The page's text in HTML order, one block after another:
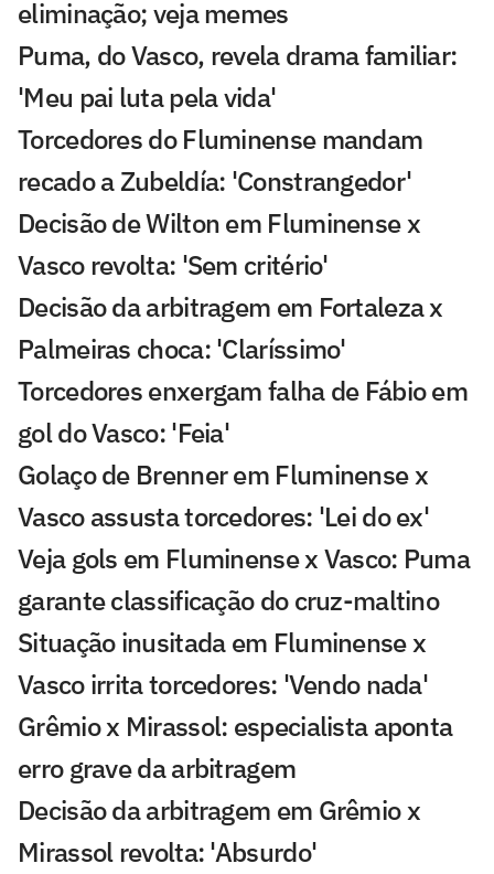
eliminação; veja memes
Puma, do Vasco, revela drama familiar:
'Meu pai luta pela vida'
Torcedores do Fluminense mandam
recado a Zubeldía: 'Constrangedor'
Decisão de Wilton em Fluminense x
Vasco revolta: 'Sem critério'
Decisão da arbitragem em Fortaleza x
Palmeiras choca: 'Claríssimo'
Torcedores enxergam falha de Fábio em
gol do Vasco: 'Feia'
Golaço de Brenner em Fluminense x
Vasco assusta torcedores: 'Lei do ex'
Veja gols em Fluminense x Vasco: Puma
garante classificação do cruz-maltino
Situação inusitada em Fluminense x
Vasco irrita torcedores: 'Vendo nada'
Grêmio x Mirassol: especialista aponta
erro grave da arbitragem
Decisão da arbitragem em Grêmio x
Mirassol revolta: 'Absurdo'